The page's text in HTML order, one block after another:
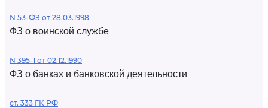
N 53-ФЗ от 28.03.1998
ФЗ о воинской службе
N 395-1 от 02.12.1990
ФЗ о банках и банковской деятельности
ст. 333 ГК РФ